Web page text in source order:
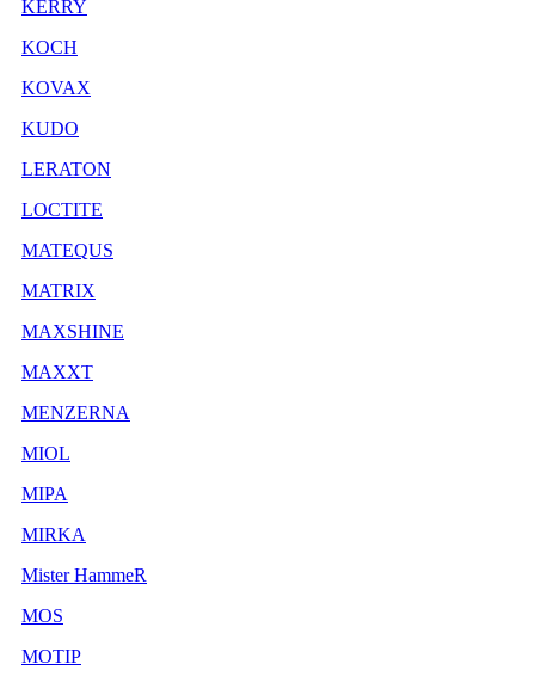
KERRY
KOCH
KOVAX
KUDO
LERATON
LOCTITE
MATEQUS
MATRIX
MAXSHINE
MAXXT
MENZERNA
MIOL
MIPA
MIRKA
Mister HammeR
MOS
MOTIP